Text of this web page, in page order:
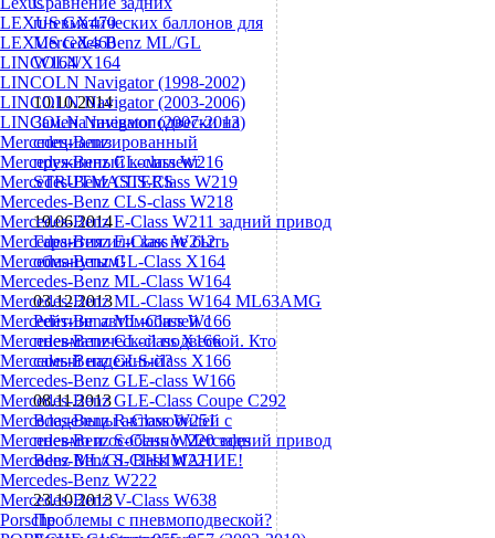
LEXUS GX470
LEXUS GX460
LINCOLN
LINCOLN Navigator (1998-2002)
LINCOLN Navigator (2003-2006)
LINCOLN Navigator (2007-2013)
Mercedes-Benz
Mercedes-Benz CL-class W216
Mercedes-Benz CLS-Class W219
Mercedes-Benz CLS-class W218
Mercedes-Benz E-Class W211 задний привод
Mercedes-Benz E-Class W212
Mercedes-Benz GL-Class X164
Mercedes-Benz ML-Class W164
Mercedes-Benz ML-Class W164 ML63AMG
Mercedes-Benz ML-Class W166
Mercedes-Benz GL-class X166
Mercedes-Benz GLS-class X166
Mercedes-Benz GLE-class W166
Mercedes-Benz GLE-Class Coupe С292
Mercedes-Benz R-Class W251
Mercedes-Benz S-Class W220 задний привод
Mercedes-Benz S-Class W221
Mercedes-Benz W222
Mercedes-Benz V-Class W638
Porsche
пневматических баллонов для
Mercedes Benz ML/GL
W164/X164
10.10.2014
Замена пневмоподвески на
специализированный
пружинный комплект
STRUTMASTERS
19.06.2014
Гарантия или как не быть
обманутым!
03.12.2013
Рейтинг автомобилей с
пневматической подвеской. Кто
самый надежный?
08.11.2013
Владельцы автомобилей с
пневмо и особенно Mercedes
Benz ML/GL ВНИМАНИЕ!
23.10.2013
Проблемы с пневмоподвеской?